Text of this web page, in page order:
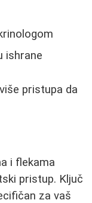
ishrane
pristupa da
i flekama
pristup. Ključ
za vaš